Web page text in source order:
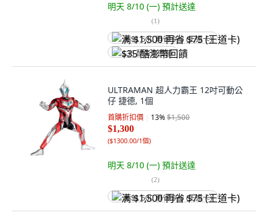
明天 8/10 (一) 預計送達
(1)
满 $1,500 再省 $75 (王道卡)
$35 酷澎幣回饋
ULTRAMAN 超人力霸王 12吋可動公
仔 捷德, 1個
首購折扣價 13%$1,500
$1,300
($1300.00/1個)
明天 8/10 (一) 預計送達
(2)
满 $1,500 再省 $75 (王道卡)